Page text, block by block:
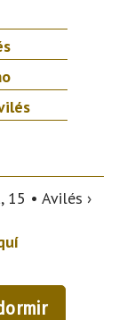
• Avilés ›